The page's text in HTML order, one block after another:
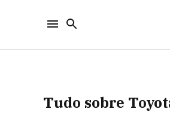
Tudo sobre